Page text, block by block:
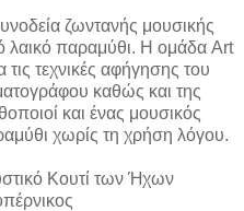
ζωντανής μουσικής
λαικό παραμύθι. Η ομάδα Art
τεχνικές αφήγησης του
καθώς και της
και ένας μουσικός
χωρίς τη χρήση λόγου.
Κουτί των Ήχων